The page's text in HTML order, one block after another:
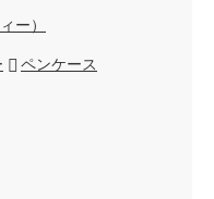
ー）
ペンケース